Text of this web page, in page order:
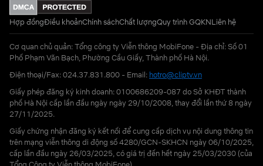
Hợp đồngĐiều khoảnChính sáchChất lượngQuy trình GQKNLiên hệ
Cơ quan chủ quản: Tổng công ty Viễn thông MobiFone - Địa chỉ: Số 01
Phố Phạm Văn Bạch, Phường Cầu Giấy, Thành phố Hà Nội.
Điện thoại/Fax: 024.37.831.800 - Email: hotro@cliptv.vn
Giấy phép đăng ký kinh doanh: 0100686209-087 do Sở KHĐT thành
phố Hà Nội cấp lần đầu ngày ngày 29/10/2008, thay đổi lần thứ 8 ngày
27/11/2025.
Giấy chứng nhận đăng ký kết nối để cung cấp dịch vụ nội dung thông tin
trên mạng viễn thông di động số 4280/GCN-SKHCN ngày 06/10/2025,
cấp lần đầu ngày 26/03/2025, có giá trị đến hết ngày 25/03/2030 (của